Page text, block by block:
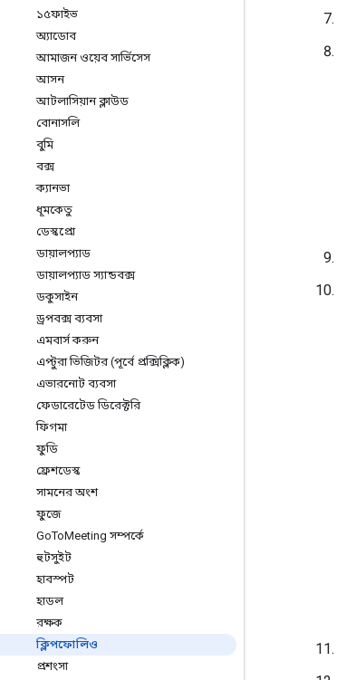
১৫ফাইভ
অ্যাডোব
আমাজন ওয়েব সার্ভিসেস
আসন
আটলাসিয়ান ক্লাউড
বোনাসলি
বুমি
বক্স
ক্যানভা
ধূমকেতু
ডেস্কপ্রো
ডায়ালপ্যাড
ডায়ালপ্যাড স্যান্ডবক্স
ডকুসাইন
ড্রপবক্স ব্যবসা
এমবার্স করুন
এপ্টুরা ভিজিটর (পূর্বে প্রক্সিক্লিক)
এভারনোট ব্যবসা
ফেডারেটেড ডিরেক্টরি
ফিগমা
ফুডি
ফ্রেশডেস্ক
সামনের অংশ
ফুজে
GoToMeeting সম্পর্কে
হুটসুইট
হাবস্পট
হাডল
রক্ষক
ক্লিপফোলিও
প্রশংসা